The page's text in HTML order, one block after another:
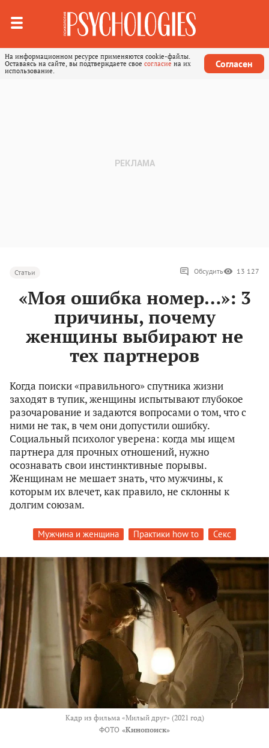
На информационном ресурсе применяются cookie-файлы.
Оставаясь на сайте, вы подтверждаете свое согласие на их
использование.
Согласен
Статьи Обсудить 13 127
«Моя ошибка номер…»: 3
причины, почему
женщины выбирают не
тех партнеров
Когда поиски «правильного» спутника жизни
заходят в тупик, женщины испытывают глубокое
разочарование и задаются вопросами о том, что с
ними не так, в чем они допустили ошибку.
Социальный психолог уверена: когда мы ищем
партнера для прочных отношений, нужно
осознавать свои инстинктивные порывы.
Женщинам не мешает знать, что мужчины, к
которым их влечет, как правило, не склонны к
долгим союзам.
Мужчина и женщина Практики how to Секс
Кадр из фильма «Милый друг» (2021 год)
ФОТО «Кинопоиск»